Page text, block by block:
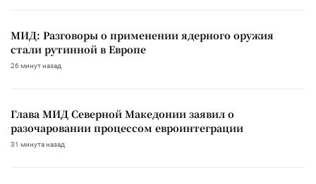
МИД: Разговоры о применении ядерного оружия
стали рутинной в Европе
26 минут назад
Глава МИД Северной Македонии заявил о
разочаровании процессом евроинтеграции
31 минута назад